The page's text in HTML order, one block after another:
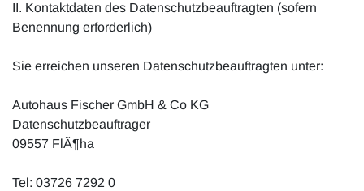
II. Kontaktdaten des Datenschutzbeauftragten (sofern
Benennung erforderlich)
Sie erreichen unseren Datenschutzbeauftragten unter:
Autohaus Fischer GmbH & Co KG
Datenschutzbeauftrager
09557 FlÃ¶ha
Tel: 03726 7292 0